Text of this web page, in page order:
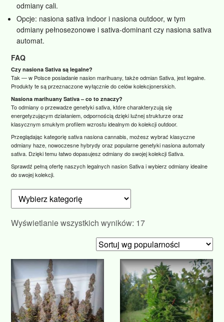
odmiany cali.
Opcje: nasiona sativa indoor i nasiona outdoor, w tym
odmiany pełnosezonowe i sativa‑dominant czy nasiona sativa
automat.
FAQ
Czy nasiona Sativa są legalne?
Tak — w Polsce posiadanie nasion marihuany, także odmian Sativa, jest legalne.
Produkty te są przeznaczone wyłącznie do celów kolekcjonerskich.
Nasiona marihuany Sativa – co to znaczy?
To odmiany o przewadze genetyki sativa, które charakteryzują się
energetyzującym działaniem, odpornością dzięki luźnej strukturze oraz
klasycznym smukłym profilem wzrostu idealnym do kolekcji outdoor.
Przeglądając kategorię sativa nasiona cannabis, możesz wybrać klasyczne
odmiany haze, nowoczesne hybrydy oraz popularne genetyki nasiona automaty
sativa. Dzięki temu łatwo dopasujesz odmiany do swojej kolekcji Sativa.
Sprawdź pełną ofertę naszych legalnych nasion Sativa i wybierz odmiany idealne
do swojej kolekcji.
Wyświetlanie wszystkich wyników: 17Posortowane
według
popularności